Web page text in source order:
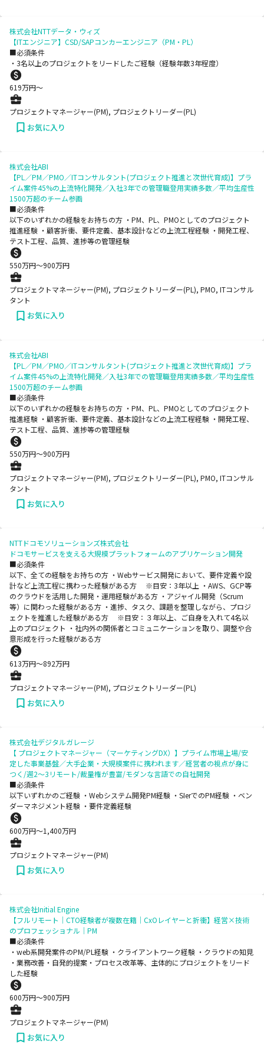
株式会社NTTデータ・ウィズ
【ITエンジニア】CSD/SAPコンカーエンジニア（PM・PL）
■必須条件
・3名以上のプロジェクトをリードしたご経験（経験年数3年程度）
619万円〜
プロジェクトマネージャー(PM), プロジェクトリーダー(PL)
お気に入り
株式会社ABI
【PL／PM／PMO／ITコンサルタント(プロジェクト推進と次世代育成)】プラ
イム案件45%の上流特化開発／入社3年での管理職登用実績多数／平均生産性
1500万超のチーム参画
■必須条件
以下のいずれかの経験をお持ちの方 ・PM、PL、PMOとしてのプロジェクト
推進経験 ・顧客折衝、要件定義、基本設計などの上流工程経験 ・開発工程、
テスト工程、品質、進捗等の管理経験
550万円〜900万円
プロジェクトマネージャー(PM), プロジェクトリーダー(PL), PMO, ITコンサル
タント
お気に入り
株式会社ABI
【PL／PM／PMO／ITコンサルタント(プロジェクト推進と次世代育成)】プラ
イム案件45%の上流特化開発／入社3年での管理職登用実績多数／平均生産性
1500万超のチーム参画
■必須条件
以下のいずれかの経験をお持ちの方 ・PM、PL、PMOとしてのプロジェクト
推進経験 ・顧客折衝、要件定義、基本設計などの上流工程経験 ・開発工程、
テスト工程、品質、進捗等の管理経験
550万円〜900万円
プロジェクトマネージャー(PM), プロジェクトリーダー(PL), PMO, ITコンサル
タント
お気に入り
NTTドコモソリューションズ株式会社
ドコモサービスを支える大規模プラットフォームのアプリケーション開発
■必須条件
以下、全ての経験をお持ちの方 ・Webサービス開発において、要件定義や設
計など上流工程に携わった経験がある方 ※目安：3年以上 ・AWS、GCP等
のクラウドを活用した開発・運用経験がある方 ・アジャイル開発（Scrum
等）に関わった経験がある方 ・進捗、タスク、課題を整理しながら、プロジ
ェクトを推進した経験がある方 ※目安：３年以上、ご自身を入れて4名以
上のプロジェクト ・社内外の関係者とコミュニケーションを取り、調整や合
意形成を行った経験がある方
613万円〜892万円
プロジェクトマネージャー(PM), プロジェクトリーダー(PL)
お気に入り
株式会社デジタルガレージ
【 プロジェクトマネージャー（マーケティングDX）】プライム市場上場/安
定した事業基盤／大手企業・大規模案件に携われます／経営者の視点が身に
つく/週2～3リモート/裁量権が豊富/モダンな言語での自社開発
■必須条件
以下いずれかのご経験 ・Webシステム開発PM経験 ・SIerでのPM経験 ・ベン
ダーマネジメント経験 ・要件定義経験
600万円〜1,400万円
プロジェクトマネージャー(PM)
お気に入り
株式会社Initial Engine
【フルリモート｜CTO経験者が複数在籍｜CxOレイヤーと折衝】経営×技術
のプロフェッショナル｜PM
■必須条件
・web系開発案件のPM/PL経験 ・クライアントワーク経験 ・クラウドの知見
・業務改善・自発的提案・プロセス改革等、主体的にプロジェクトをリード
した経験
600万円〜900万円
プロジェクトマネージャー(PM)
お気に入り